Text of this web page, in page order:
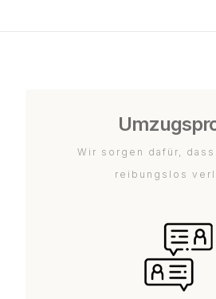
Wir sorgen dafür, dass
reibungslos